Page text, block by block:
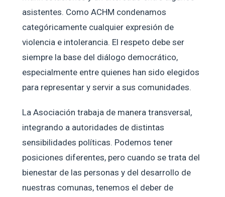
asistentes. Como ACHM condenamos
categóricamente cualquier expresión de
violencia e intolerancia. El respeto debe ser
siempre la base del diálogo democrático,
especialmente entre quienes han sido elegidos
para representar y servir a sus comunidades.
La Asociación trabaja de manera transversal,
integrando a autoridades de distintas
sensibilidades políticas. Podemos tener
posiciones diferentes, pero cuando se trata del
bienestar de las personas y del desarrollo de
nuestras comunas, tenemos el deber de